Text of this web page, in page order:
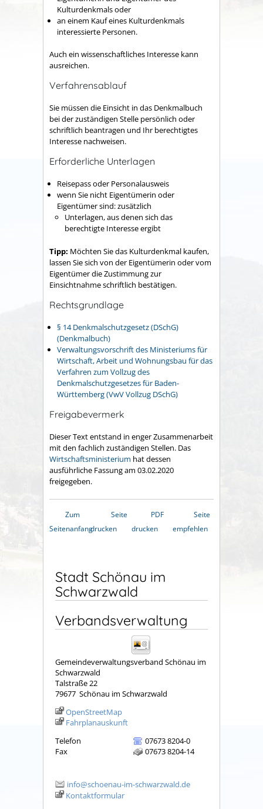
Kulturdenkmals oder
an einem Kaufeines Kulturdenkmals
interessierte Personen.
Auch ein wissenschaftliches Interesse kann
ausreichen.
Verfahrensablauf
Sie müssen die Einsicht in das Denkmalbuch
bei der zuständigen Stelle persönlich oder
schriftlich beantragen und Ihr berechtigtes
Interesse nachweisen.
Erforderliche Unterlagen
Reisepass oder Personalausweis
wenn Sie nicht Eigentümerin oder
Eigentümer sind: zusätzlich
Unterlagen, aus denen sich das
berechtigte Interesse ergibt
Tipp: Möchten Sie das Kulturdenkmal kaufen,
lassen Sie sich von der Eigentümerin oder vom
Eigentümer die Zustimmung zur
Einsichtnahme schriftlich bestätigen.
Rechtsgrundlage
§ 14 Denkmalschutzgesetz (DSchG)
(Denkmalbuch)
Verwaltungsvorschrift des Ministeriums für
Wirtschaft, Arbeit und Wohnungsbau für das
Verfahren zum Vollzug des
Denkmalschutzgesetzes für Baden-
Württemberg (VwV Vollzug DSchG)
Freigabevermerk
Dieser Text entstand in enger Zusammenarbeit
mit den fachlich zuständigen Stellen. Das
Wirtschaftsministerium hat dessen
ausführliche Fassung am 03.02.2020
freigegeben.
Zum
Seitenanfang
Seite
drucken
PDF
drucken
Seite
empfehlen
Stadt Schönau im
Schwarzwald
Verbandsverwaltung
Gemeindeverwaltungsverband Schönau im
Schwarzwald
Talstraße 22
79677 Schönau im Schwarzwald
OpenStreetMap
Fahrplanauskunft
Telefon
07673 8204-0
Fax
07673 8204-14
info@schoenau-im-schwarzwald.de
Kontaktformular